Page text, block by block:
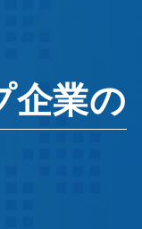
企業の